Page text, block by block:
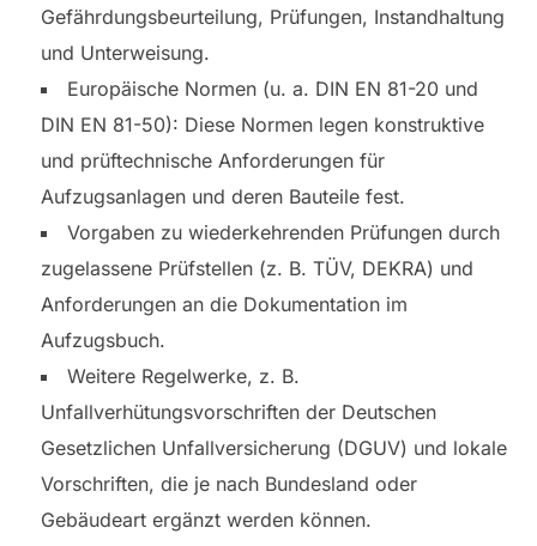
Gefährdungsbeurteilung, Prüfungen, Instandhaltung
und Unterweisung.
Europäische Normen (u. a. DIN EN 81-20 und
DIN EN 81-50): Diese Normen legen konstruktive
und prüftechnische Anforderungen für
Aufzugsanlagen und deren Bauteile fest.
Vorgaben zu wiederkehrenden Prüfungen durch
zugelassene Prüfstellen (z. B. TÜV, DEKRA) und
Anforderungen an die Dokumentation im
Aufzugsbuch.
Weitere Regelwerke, z. B.
Unfallverhütungsvorschriften der Deutschen
Gesetzlichen Unfallversicherung (DGUV) und lokale
Vorschriften, die je nach Bundesland oder
Gebäudeart ergänzt werden können.